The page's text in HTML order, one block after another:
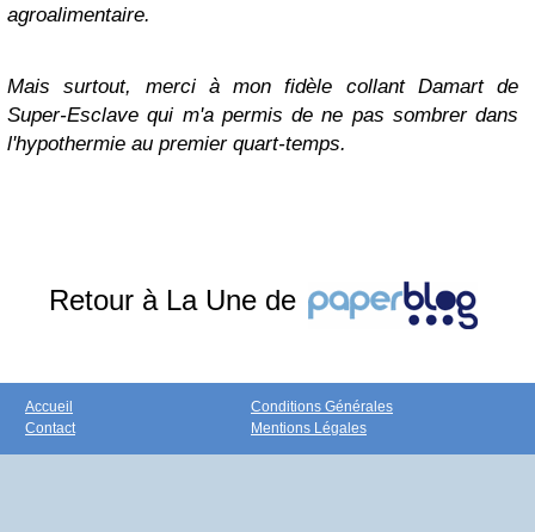
agroalimentaire.
Mais surtout, merci à mon fidèle collant Damart de
Super-Esclave qui m'a permis de ne pas sombrer dans
l'hypothermie au premier quart-temps.
Retour à La Une de
Accueil
Contact
Conditions Générales
Mentions Légales